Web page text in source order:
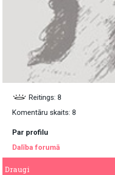
Reitings: 8
Komentāru skaits: 8
Par profilu
Dalība forumā
Draugi